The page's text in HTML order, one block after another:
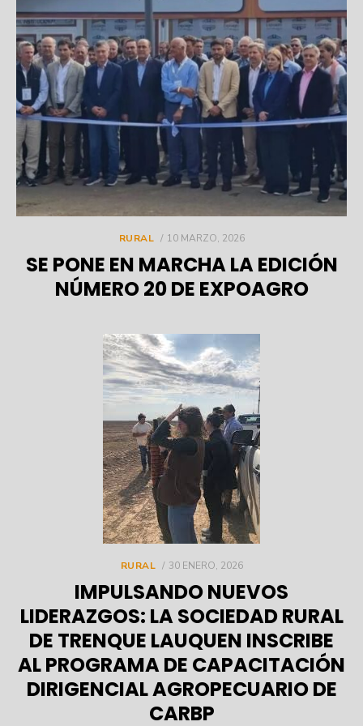
RURAL
POSTED
10 MARZO, 2026
SE PONE EN MARCHA LA EDICIÓN
NÚMERO 20 DE EXPOAGRO
RURAL
POSTED
30 ENERO, 2026
IMPULSANDO NUEVOS
LIDERAZGOS: LA SOCIEDAD RURAL
DE TRENQUE LAUQUEN INSCRIBE
AL PROGRAMA DE CAPACITACIÓN
DIRIGENCIAL AGROPECUARIO DE
CARBP